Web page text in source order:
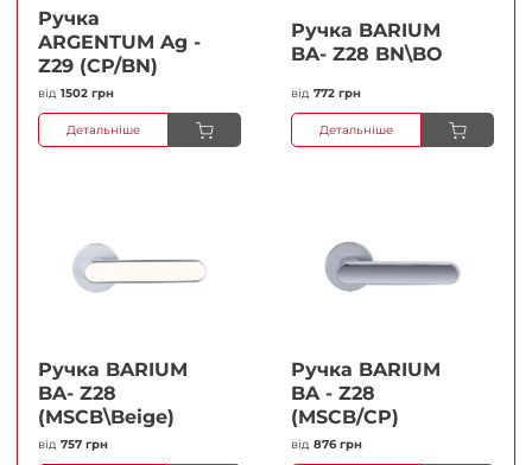
Ручка
ARGENTUM Ag -
Z29 (CP/BN)
від 1502 грн
Детальніше
Ручка BARIUM
BA- Z28 BN\BO
від 772 грн
Детальніше
Ручка BARIUM
BA- Z28
(MSCB\Beige)
від 757 грн
Ручка BARIUM
BA - Z28
(MSCB/CP)
від 876 грн